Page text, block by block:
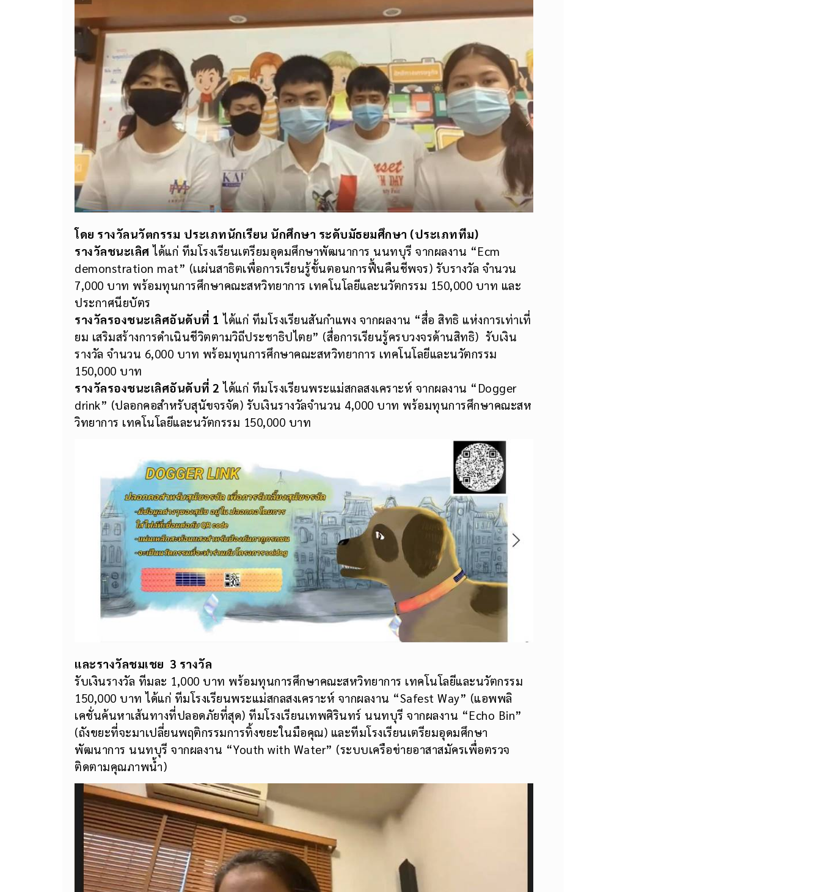
โดย รางวัลนวัตกรรม ประเภทนักเรียน นักศึกษา ระดับมัธยมศึกษา (ประเภททีม)
รางวัลชนะเลิศ ได้แก่ ทีมโรงเรียนเตรียมอุดมศึกษาพัฒนาการ นนทบุรี จากผลงาน “Ecm
demonstration mat” (เเผ่นสาธิตเพื่อการเรียนรู้ขั้นตอนการฟื้นคืนชีพจร) รับรางวัล จำนวน
7,000 บาท พร้อมทุนการศึกษาคณะสหวิทยาการ เทคโนโลยีและนวัตกรรม 150,000 บาท และ
ประกาศนียบัตร
รางวัลรองชนะเลิศอันดับที่ 1 ได้แก่ ทีมโรงเรียนสันกำแพง จากผลงาน “สื่อ สิทธิ แห่งการเท่าเที่
ยม เสริมสร้างการดำเนินชีวิตตามวิถีประชาธิปไตย” (สื่อการเรียนรู้ครบวงจรด้านสิทธิ) รับเงิน
รางวัล จำนวน 6,000 บาท พร้อมทุนการศึกษาคณะสหวิทยาการ เทคโนโลยีและนวัตกรรม
150,000 บาท
รางวัลรองชนะเลิศอันดับที่ 2 ได้แก่ ทีมโรงเรียนพระแม่สกลสงเคราะห์ จากผลงาน “Dogger
drink” (ปลอกคอสำหรับสุนัขจรจัด) รับเงินรางวัลจำนวน 4,000 บาท พร้อมทุนการศึกษาคณะสห
วิทยาการ เทคโนโลยีและนวัตกรรม 150,000 บาท
และรางวัลชมเชย 3 รางวัล
รับเงินรางวัล ทีมละ 1,000 บาท พร้อมทุนการศึกษาคณะสหวิทยาการ เทคโนโลยีและนวัตกรรม
150,000 บาท ได้แก่ ทีมโรงเรียนพระแม่สกลสงเคราะห์ จากผลงาน “Safest Way” (แอพพลิ
เคชั่นค้นหาเส้นทางที่ปลอดภัยที่สุด) ทีมโรงเรียนเทพศิรินทร์ นนทบุรี จากผลงาน “Echo Bin”
(ถังขยะที่จะมาเปลี่ยนพฤติกรรมการทิ้งขยะในมือคุณ) และทีมโรงเรียนเตรียมอุดมศึกษา
พัฒนาการ นนทบุรี จากผลงาน “Youth with Water” (ระบบเครือข่ายอาสาสมัครเพื่อตรวจ
ติดตามคุณภาพน้ำ)